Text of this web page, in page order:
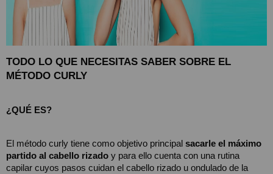
TODO LO QUE NECESITAS SABER SOBRE EL
MÉTODO CURLY
¿QUÉ ES?
El método curly tiene como objetivo principal sacarle el máximo
partido al cabello rizado y para ello cuenta con una rutina
capilar cuyos pasos cuidan el cabello rizado u ondulado de la